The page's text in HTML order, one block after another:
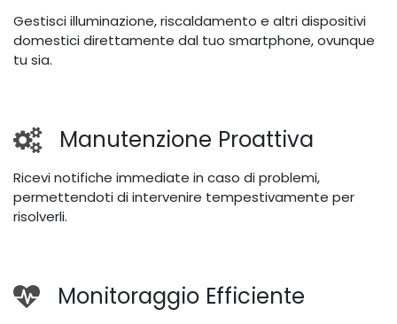
Gestisci illuminazione, riscaldamento e altri dispositivi
domestici direttamente dal tuo smartphone, ovunque
tu sia.
Manutenzione Proattiva
Ricevi notifiche immediate in caso di problemi,
permettendoti di intervenire tempestivamente per
risolverli.
Monitoraggio Efficiente